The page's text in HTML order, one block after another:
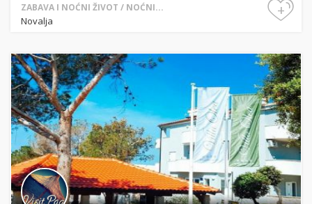
ZABAVA I NOĆNI ŽIVOT / NOĆNI...
Novalja
+